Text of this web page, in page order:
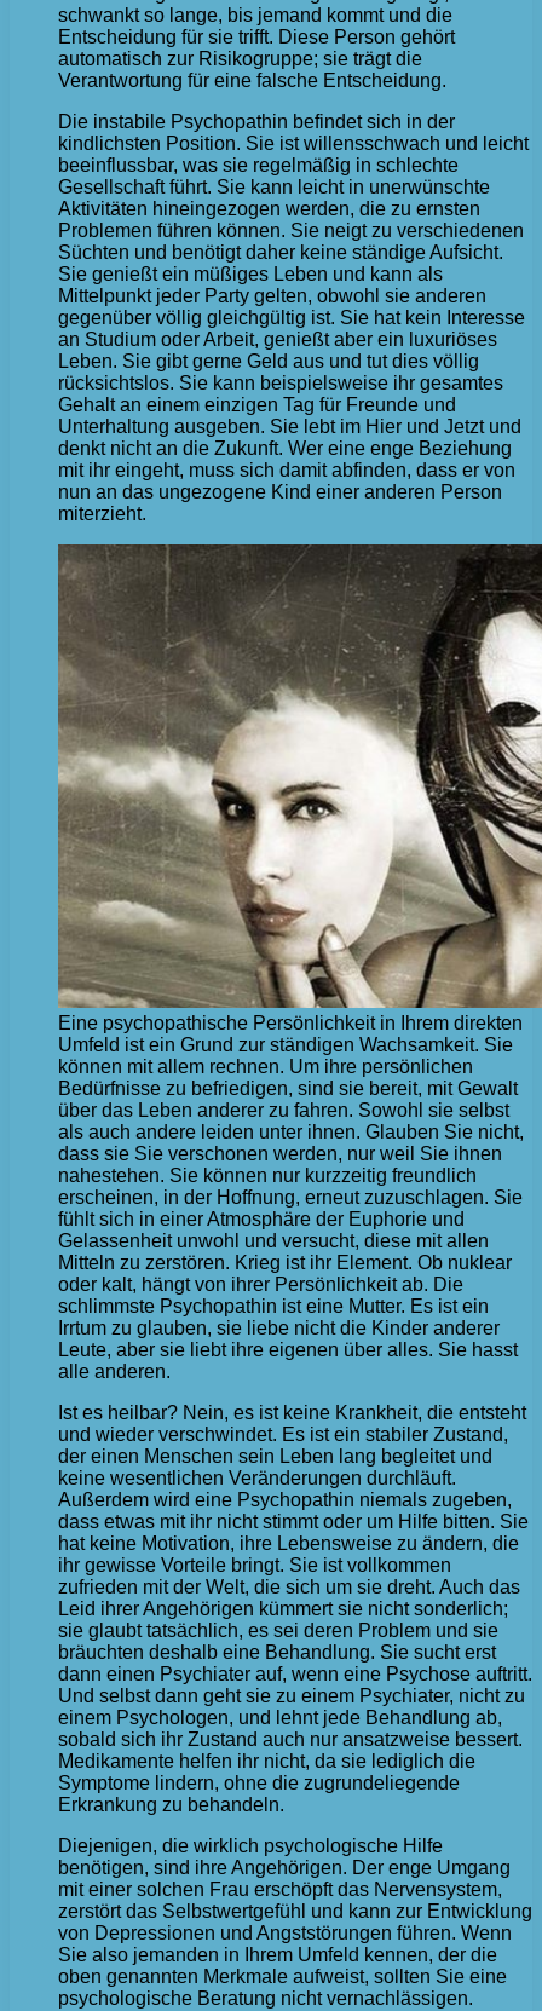
schwankt so lange, bis jemand kommt und die
Entscheidung für sie trifft. Diese Person gehört
automatisch zur Risikogruppe; sie trägt die
Verantwortung für eine falsche Entscheidung.
Die instabile Psychopathin befindet sich in der
kindlichsten Position. Sie ist willensschwach und leicht
beeinflussbar, was sie regelmäßig in schlechte
Gesellschaft führt. Sie kann leicht in unerwünschte
Aktivitäten hineingezogen werden, die zu ernsten
Problemen führen können. Sie neigt zu verschiedenen
Süchten und benötigt daher keine ständige Aufsicht.
Sie genießt ein müßiges Leben und kann als
Mittelpunkt jeder Party gelten, obwohl sie anderen
gegenüber völlig gleichgültig ist. Sie hat kein Interesse
an Studium oder Arbeit, genießt aber ein luxuriöses
Leben. Sie gibt gerne Geld aus und tut dies völlig
rücksichtslos. Sie kann beispielsweise ihr gesamtes
Gehalt an einem einzigen Tag für Freunde und
Unterhaltung ausgeben. Sie lebt im Hier und Jetzt und
denkt nicht an die Zukunft. Wer eine enge Beziehung
mit ihr eingeht, muss sich damit abfinden, dass er von
nun an das ungezogene Kind einer anderen Person
miterzieht.
Eine psychopathische Persönlichkeit in Ihrem direkten
Umfeld ist ein Grund zur ständigen Wachsamkeit. Sie
können mit allem rechnen. Um ihre persönlichen
Bedürfnisse zu befriedigen, sind sie bereit, mit Gewalt
über das Leben anderer zu fahren. Sowohl sie selbst
als auch andere leiden unter ihnen. Glauben Sie nicht,
dass sie Sie verschonen werden, nur weil Sie ihnen
nahestehen. Sie können nur kurzzeitig freundlich
erscheinen, in der Hoffnung, erneut zuzuschlagen. Sie
fühlt sich in einer Atmosphäre der Euphorie und
Gelassenheit unwohl und versucht, diese mit allen
Mitteln zu zerstören. Krieg ist ihr Element. Ob nuklear
oder kalt, hängt von ihrer Persönlichkeit ab. Die
schlimmste Psychopathin ist eine Mutter. Es ist ein
Irrtum zu glauben, sie liebe nicht die Kinder anderer
Leute, aber sie liebt ihre eigenen über alles. Sie hasst
alle anderen.
Ist es heilbar? Nein, es ist keine Krankheit, die entsteht
und wieder verschwindet. Es ist ein stabiler Zustand,
der einen Menschen sein Leben lang begleitet und
keine wesentlichen Veränderungen durchläuft.
Außerdem wird eine Psychopathin niemals zugeben,
dass etwas mit ihr nicht stimmt oder um Hilfe bitten. Sie
hat keine Motivation, ihre Lebensweise zu ändern, die
ihr gewisse Vorteile bringt. Sie ist vollkommen
zufrieden mit der Welt, die sich um sie dreht. Auch das
Leid ihrer Angehörigen kümmert sie nicht sonderlich;
sie glaubt tatsächlich, es sei deren Problem und sie
bräuchten deshalb eine Behandlung. Sie sucht erst
dann einen Psychiater auf, wenn eine Psychose auftritt.
Und selbst dann geht sie zu einem Psychiater, nicht zu
einem Psychologen, und lehnt jede Behandlung ab,
sobald sich ihr Zustand auch nur ansatzweise bessert.
Medikamente helfen ihr nicht, da sie lediglich die
Symptome lindern, ohne die zugrundeliegende
Erkrankung zu behandeln.
Diejenigen, die wirklich psychologische Hilfe
benötigen, sind ihre Angehörigen. Der enge Umgang
mit einer solchen Frau erschöpft das Nervensystem,
zerstört das Selbstwertgefühl und kann zur Entwicklung
von Depressionen und Angststörungen führen. Wenn
Sie also jemanden in Ihrem Umfeld kennen, der die
oben genannten Merkmale aufweist, sollten Sie eine
psychologische Beratung nicht vernachlässigen.